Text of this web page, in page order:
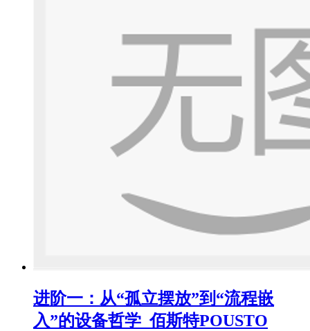
进阶一：从“孤立摆放”到“流程嵌
入”的设备哲学_佰斯特POUSTO